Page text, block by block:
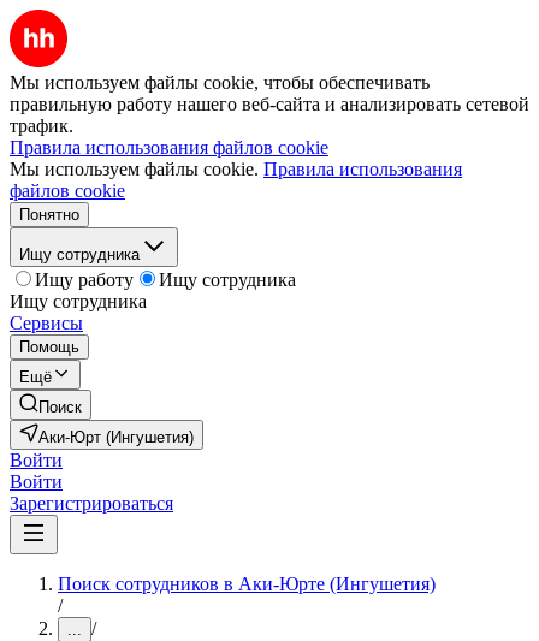
Мы используем файлы cookie, чтобы обеспечивать
правильную работу нашего веб-сайта и анализировать сетевой
трафик.
Правила использования файлов cookie
Мы используем файлы cookie. Правила использования
файлов cookie
Понятно
Ищу сотрудника
Ищу работу
Ищу сотрудника
Ищу сотрудника
Сервисы
Помощь
Ещё
Поиск
Аки-Юрт (Ингушетия)
Войти
Войти
Зарегистрироваться
Поиск сотрудников в Аки-Юрте (Ингушетия)
/
... /